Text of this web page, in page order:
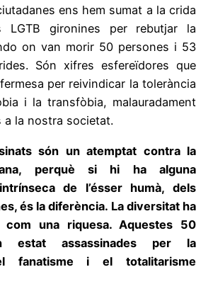
ens hem sumat a la crida
LGTB gironines per rebutjar la
on van morir 50 persones i 53
Són xifres esfereïdores que
per reivindicar la tolerància
i la transfòbia, malauradament
a la nostra societat.
són un atemptat contra la
perquè si hi ha alguna
de l’ésser humà, dels
és la diferència. La diversitat ha
una riquesa. Aquestes 50
estat assassinades per la
fanatisme i el totalitarisme